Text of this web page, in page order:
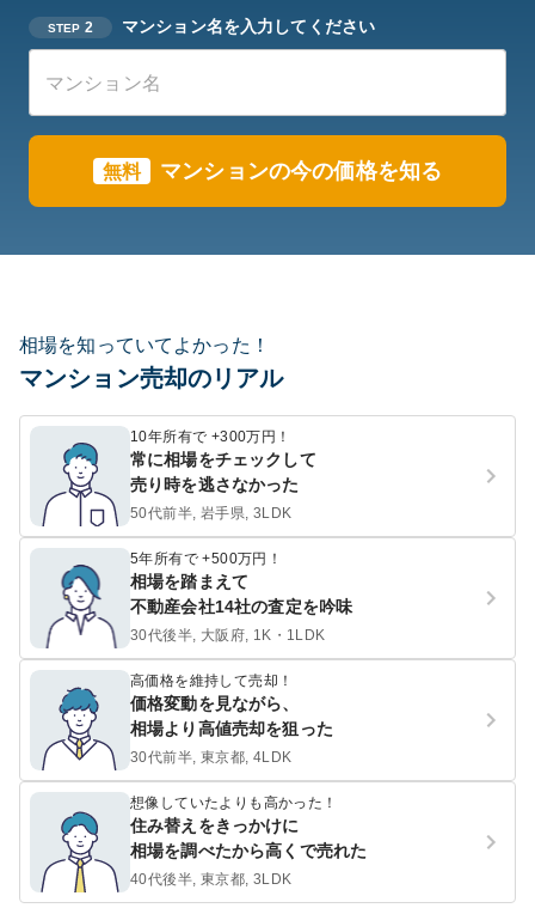
STEP 2 マンション名を入力してください
無料 マンションの今の価格を知る
相場を知っていてよかった！
マンション売却のリアル
10年所有で +300万円！
常に相場をチェックして
売り時を逃さなかった
50代前半, 岩手県, 3LDK
5年所有で +500万円！
相場を踏まえて
不動産会社14社の査定を吟味
30代後半, 大阪府, 1K・1LDK
高価格を維持して売却！
価格変動を見ながら、
相場より高値売却を狙った
30代前半, 東京都, 4LDK
想像していたよりも高かった！
住み替えをきっかけに
相場を調べたから高くで売れた
40代後半, 東京都, 3LDK